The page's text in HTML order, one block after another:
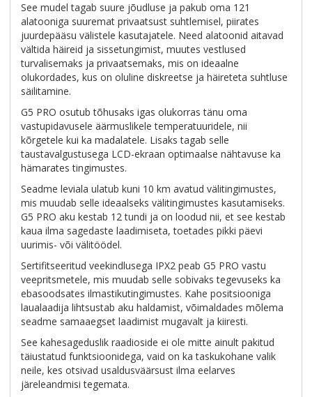
See mudel tagab suure jõudluse ja pakub oma 121
alatooniga suuremat privaatsust suhtlemisel, piirates
juurdepääsu välistele kasutajatele. Need alatoonid aitavad
vältida häireid ja sissetungimist, muutes vestlused
turvalisemaks ja privaatsemaks, mis on ideaalne
olukordades, kus on oluline diskreetse ja häireteta suhtluse
säilitamine.
G5 PRO osutub tõhusaks igas olukorras tänu oma
vastupidavusele äärmuslikele temperatuuridele, nii
kõrgetele kui ka madalatele. Lisaks tagab selle
taustavalgustusega LCD-ekraan optimaalse nähtavuse ka
hämarates tingimustes.
Seadme leviala ulatub kuni 10 km avatud välitingimustes,
mis muudab selle ideaalseks välitingimustes kasutamiseks.
G5 PRO aku kestab 12 tundi ja on loodud nii, et see kestab
kaua ilma sagedaste laadimiseta, toetades pikki päevi
uurimis- või välitöödel.
Sertifitseeritud veekindlusega IPX2 peab G5 PRO vastu
veepritsmetele, mis muudab selle sobivaks tegevuseks ka
ebasoodsates ilmastikutingimustes. Kahe positsiooniga
laualaadija lihtsustab aku haldamist, võimaldades mõlema
seadme samaaegset laadimist mugavalt ja kiiresti.
See kahesageduslik raadioside ei ole mitte ainult pakitud
täiustatud funktsioonidega, vaid on ka taskukohane valik
neile, kes otsivad usaldusväärsust ilma eelarves
järeleandmisi tegemata.